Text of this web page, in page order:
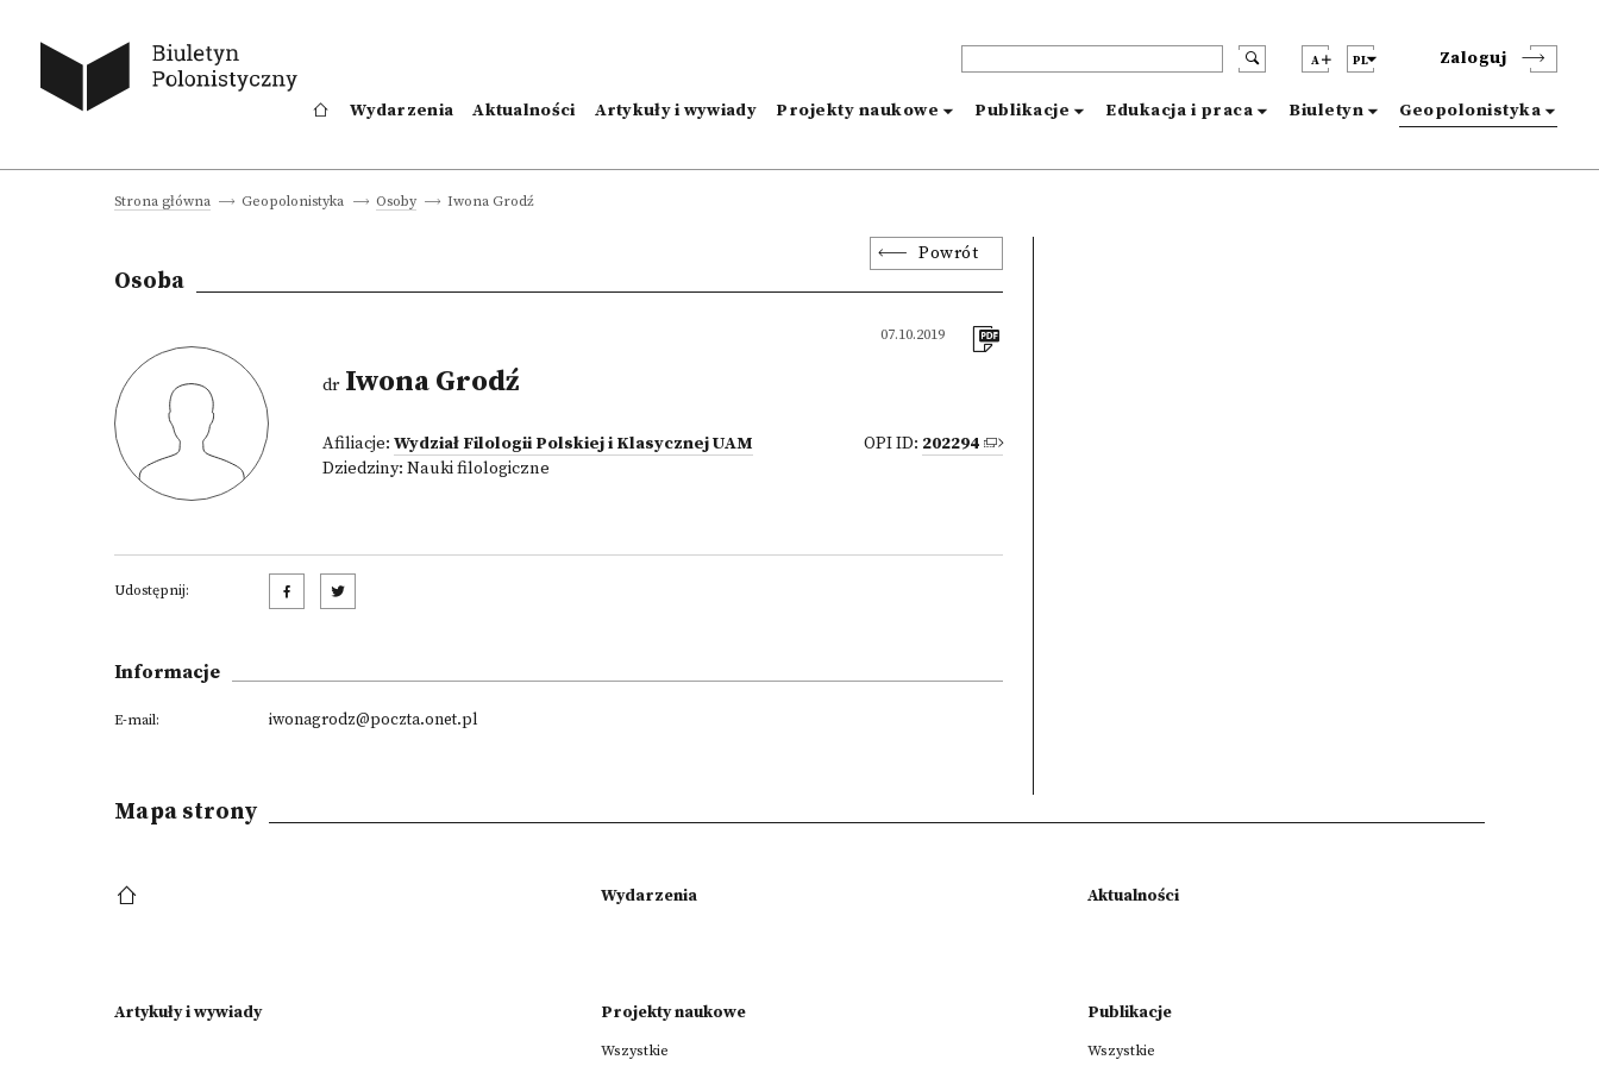
A PL Zaloguj
Wydarzenia Aktualności Artykuły i wywiady Projekty naukowe Publikacje Edukacja i praca Biuletyn Geopolonistyka
Strona główna Geopolonistyka Osoby Iwona Grodź
Powrót
Osoba
07.10.2019
drIwona Grodź
Afiliacje: Wydział Filologii Polskiej i Klasycznej UAM
Dziedziny: Nauki filologiczne
OPI ID: 202294
Udostępnij:
Informacje
E-mail: iwonagrodz@poczta.onet.pl
Mapa strony
Wydarzenia Aktualności
Artykuły i wywiady Projekty naukowe
Wszystkie
Publikacje
Wszystkie